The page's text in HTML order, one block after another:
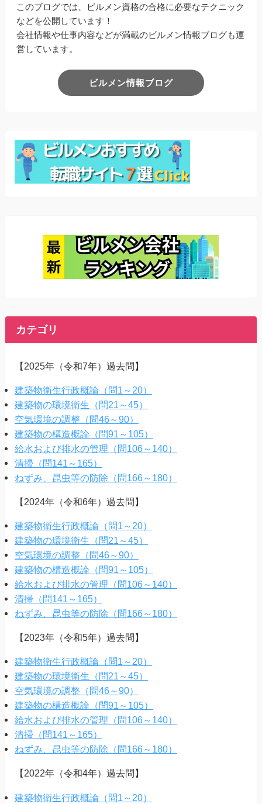
このブログでは、ビルメン資格の合格に必要なテクニック
などを公開しています！
会社情報や仕事内容などが満載のビルメン情報ブログも運
営しています。
ビルメン情報ブログ
カテゴリ
【2025年（令和7年）過去問】
建築物衛生行政概論（問1～20）
建築物の環境衛生（問21～45）
空気環境の調整（問46～90）
建築物の構造概論（問91～105）
給水および排水の管理（問106～140）
清掃（問141～165）
ねずみ、昆虫等の防除（問166～180）
【2024年（令和6年）過去問】
建築物衛生行政概論（問1～20）
建築物の環境衛生（問21～45）
空気環境の調整（問46～90）
建築物の構造概論（問91～105）
給水および排水の管理（問106～140）
清掃（問141～165）
ねずみ、昆虫等の防除（問166～180）
【2023年（令和5年）過去問】
建築物衛生行政概論（問1～20）
建築物の環境衛生（問21～45）
空気環境の調整（問46～90）
建築物の構造概論（問91～105）
給水および排水の管理（問106～140）
清掃（問141～165）
ねずみ、昆虫等の防除（問166～180）
【2022年（令和4年）過去問】
建築物衛生行政概論（問1～20）